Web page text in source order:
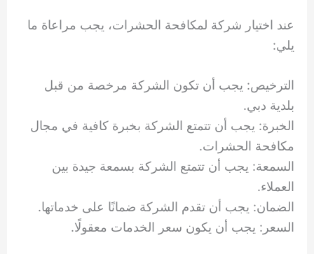
عند اختيار شركة لمكافحة الحشرات، يجب مراعاة ما
يلي:
الترخيص: يجب أن تكون الشركة مرخصة من قبل
بلدية دبي.
الخبرة: يجب أن تتمتع الشركة بخبرة كافية في مجال
مكافحة الحشرات.
السمعة: يجب أن تتمتع الشركة بسمعة جيدة بين
العملاء.
الضمان: يجب أن تقدم الشركة ضمانًا على خدماتها.
السعر: يجب أن يكون سعر الخدمات معقولًا.